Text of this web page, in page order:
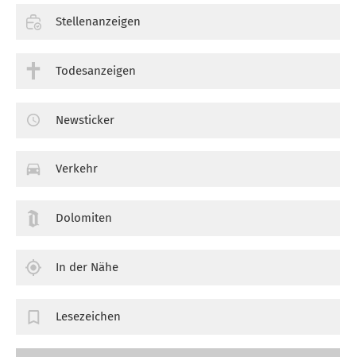
Stellenanzeigen
Todesanzeigen
Newsticker
Verkehr
Dolomiten
In der Nähe
Lesezeichen